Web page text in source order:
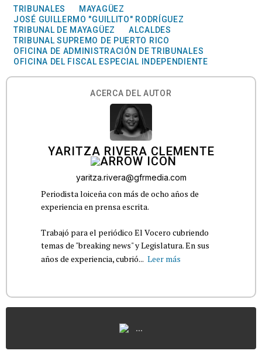
TRIBUNALES
MAYAGÜEZ
JOSÉ GUILLERMO "GUILLITO" RODRÍGUEZ
TRIBUNAL DE MAYAGÜEZ
ALCALDES
TRIBUNAL SUPREMO DE PUERTO RICO
OFICINA DE ADMINISTRACIÓN DE TRIBUNALES
OFICINA DEL FISCAL ESPECIAL INDEPENDIENTE
ACERCA DEL AUTOR
YARITZA RIVERA CLEMENTE
yaritza.rivera@gfrmedia.com
Periodista loiceña con más de ocho años de
experiencia en prensa escrita.
Trabajó para el periódico El Vocero cubriendo
temas de "breaking news" y Legislatura. En sus
años de experiencia, cubrió... Leer más
...